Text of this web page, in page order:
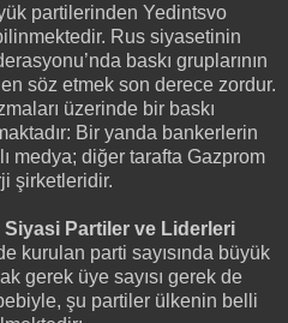
partilerinden Yedintsvo
Rus siyasetinin
baskı gruplarının
söz etmek son derece zordur.
üzerinde bir baskı
Bir yanda bankerlerin
medya; diğer tarafta Gazprom
şirketleridir.
Siyasi Partiler ve Liderleri
kurulan parti sayısında büyük
gerek üye sayısı gerek de
şu partiler ülkenin belli